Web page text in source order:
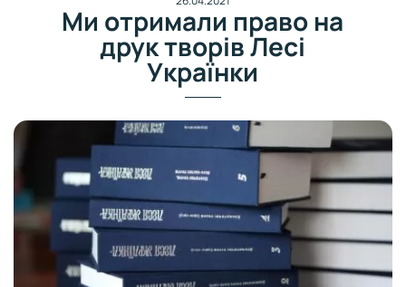
Ми отримали право на
друк творів Лесі
Українки